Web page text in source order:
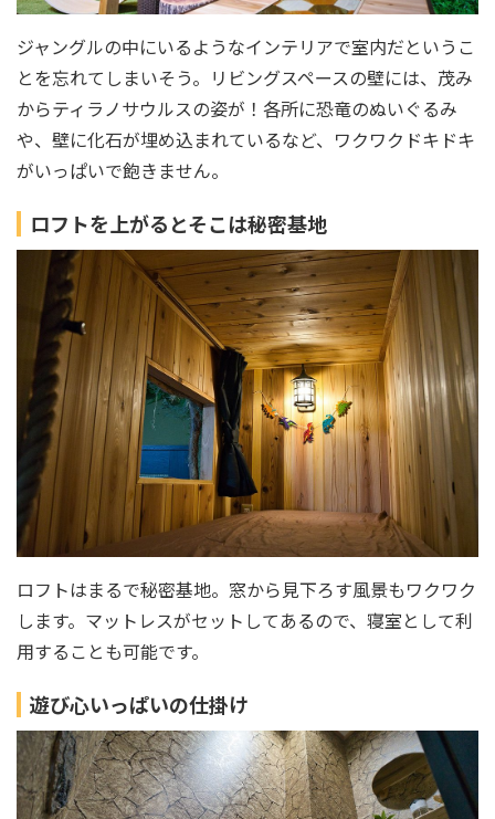
ジャングルの中にいるようなインテリアで室内だというこ
とを忘れてしまいそう。リビングスペースの壁には、茂み
からティラノサウルスの姿が！各所に恐竜のぬいぐるみ
や、壁に化石が埋め込まれているなど、ワクワクドキドキ
がいっぱいで飽きません。
ロフトを上がるとそこは秘密基地
ロフトはまるで秘密基地。窓から見下ろす風景もワクワク
します。マットレスがセットしてあるので、寝室として利
用することも可能です。
遊び心いっぱいの仕掛け